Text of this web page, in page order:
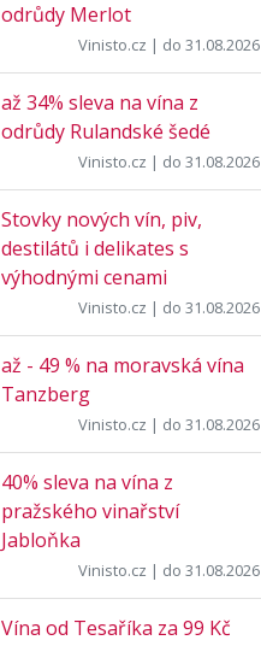
odrůdy Merlot
Vinisto.cz | do 31.08.2026
až 34% sleva na vína z
odrůdy Rulandské šedé
Vinisto.cz | do 31.08.2026
Stovky nových vín, piv,
destilátů i delikates s
výhodnými cenami
Vinisto.cz | do 31.08.2026
až - 49 % na moravská vína
Tanzberg
Vinisto.cz | do 31.08.2026
40% sleva na vína z
pražského vinařství
Jabloňka
Vinisto.cz | do 31.08.2026
Vína od Tesaříka za 99 Kč